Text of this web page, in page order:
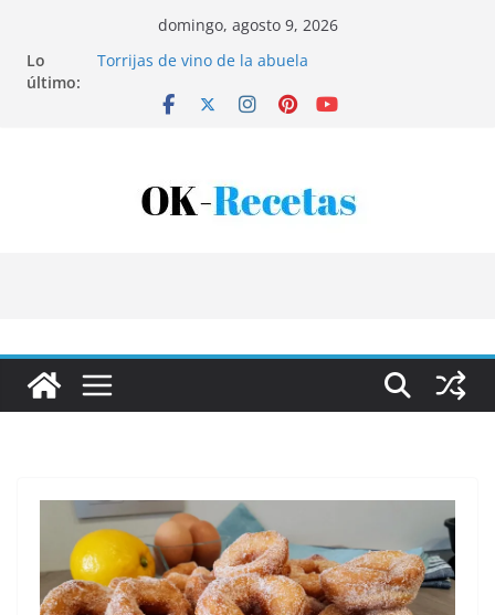
contenido
domingo, agosto 9, 2026
Lo
último:
Torrijas de vino de la abuela
Bandeja de pescaíto frito